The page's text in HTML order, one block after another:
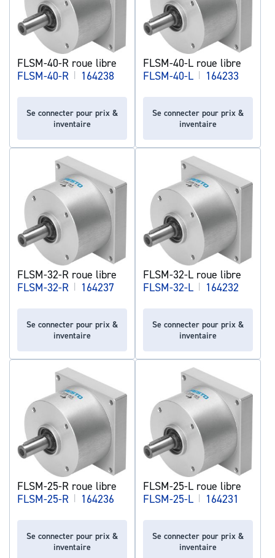
FLSM-40-R roue libre
FLSM-40-R | 164238
Se connecter pour prix &
inventaire
FLSM-40-L roue libre
FLSM-40-L | 164233
Se connecter pour prix &
inventaire
FLSM-32-R roue libre
FLSM-32-R | 164237
Se connecter pour prix &
inventaire
FLSM-32-L roue libre
FLSM-32-L | 164232
Se connecter pour prix &
inventaire
FLSM-25-R roue libre
FLSM-25-R | 164236
Se connecter pour prix &
inventaire
FLSM-25-L roue libre
FLSM-25-L | 164231
Se connecter pour prix &
inventaire